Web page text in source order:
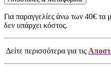
Για παραγγελίες άνω των 40€ τα
δεν υπάρχει κόστος.
Δείτε περισσότερα για τις